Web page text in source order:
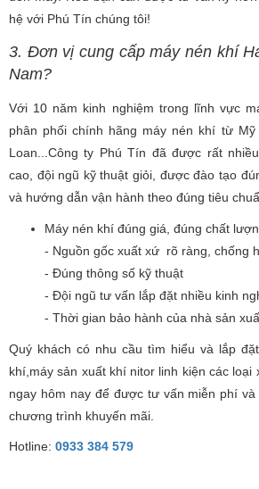
hệ với Phú Tín chúng tôi!
3. Đơn vị cung cấp máy nén khí
Nam?
Với 10 năm kinh nghiệm trong lĩnh vực
phân phối chính hãng máy nén khí từ
Loan... Công ty Phú Tín đã được rất
cao, đội ngũ kỹ thuật giỏi, được đào tạo
và hướng dẫn vận hành theo đúng tiêu
Máy nén khí đúng giá, đúng chất
- Nguồn gốc xuất xứ rõ ràng, chống
- Đúng thông số kỹ thuật
- Đội ngũ tư vấn lắp đặt nhiều kinh
- Thời gian bảo hành của nhà sản
Quý khách có nhu cầu tìm hiểu và lắp
khí,máy sản xuất khí nitor linh kiện các loại
ngay hôm nay để được tư vấn miễn phí
chương trình khuyến mãi.
Hotline: 0933 384 579